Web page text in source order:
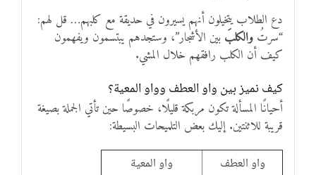
دع الطلاب يتخيلون أنهم يسيرون في حديقة مع كلبهم… قل لهم:
“سرتُ والكلبَ بين الأشجار”، وستجدهم يبتسمون ويفهمون
كيف أن الكلب رافقهم خلال المشي.
كيف نميز بين واو العطف وواو المعية؟
أحيانًا المسألة تكون مربكة قليلًا، خصوصًا حين تأتي الجملة بصيغة
قريبة للاثنتين. إليك بعض التلميحات البسيطة:
واو العطف واو المعية